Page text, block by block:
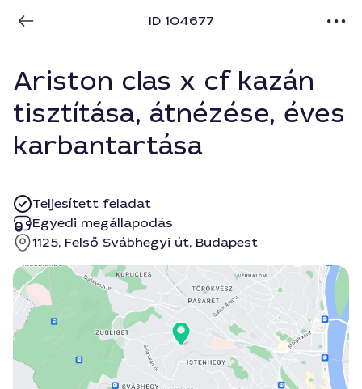
ID 104677
Ariston clas x cf kazán
tisztítása, átnézése, éves
karbantartása
Teljesített feladat
Egyedi megállapodás
1125, Felső Svábhegyi út, Budapest